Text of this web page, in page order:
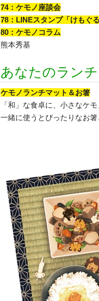
74：ケモノ座談会
78：LINEスタンプ「けもぐ
80：ケモノコラム
熊本秀基
あなたのラン
ケモノランチマット＆お箸
「和」な食卓に、小さなケ
一緒に使うとぴったりなお箸